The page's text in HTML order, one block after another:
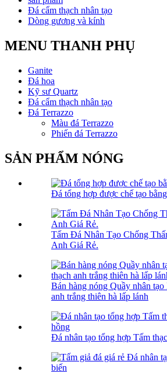
Đá cẩm thạch nhân tạo
Dòng gương và kính
MENU THANH PHỤ
Ganite
Đá hoa
Kỹ sư Quartz
Đá cẩm thạch nhân tạo
Đá Terrazzo
Màu đá Terrazzo
Phiến đá Terrazzo
SẢN PHẨM NÓNG
Đá tổng hợp được chế tạo
Tấm Đá Nhân Tạo Chống
Anh Giá Rẻ.
Bán hàng nóng Quầy nhân
anh trắng thiên hà lấp lánh
Đá nhân tạo tổng hợp Tấm